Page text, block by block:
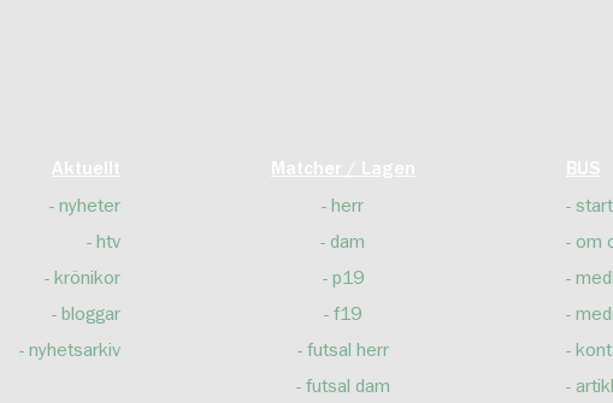
Aktuellt
nyheter
htv
krönikor
bloggar
nyhetsarkiv
Matcher / Lagen
herr
dam
p19
f19
futsal herr
futsal dam
BUS
start
om